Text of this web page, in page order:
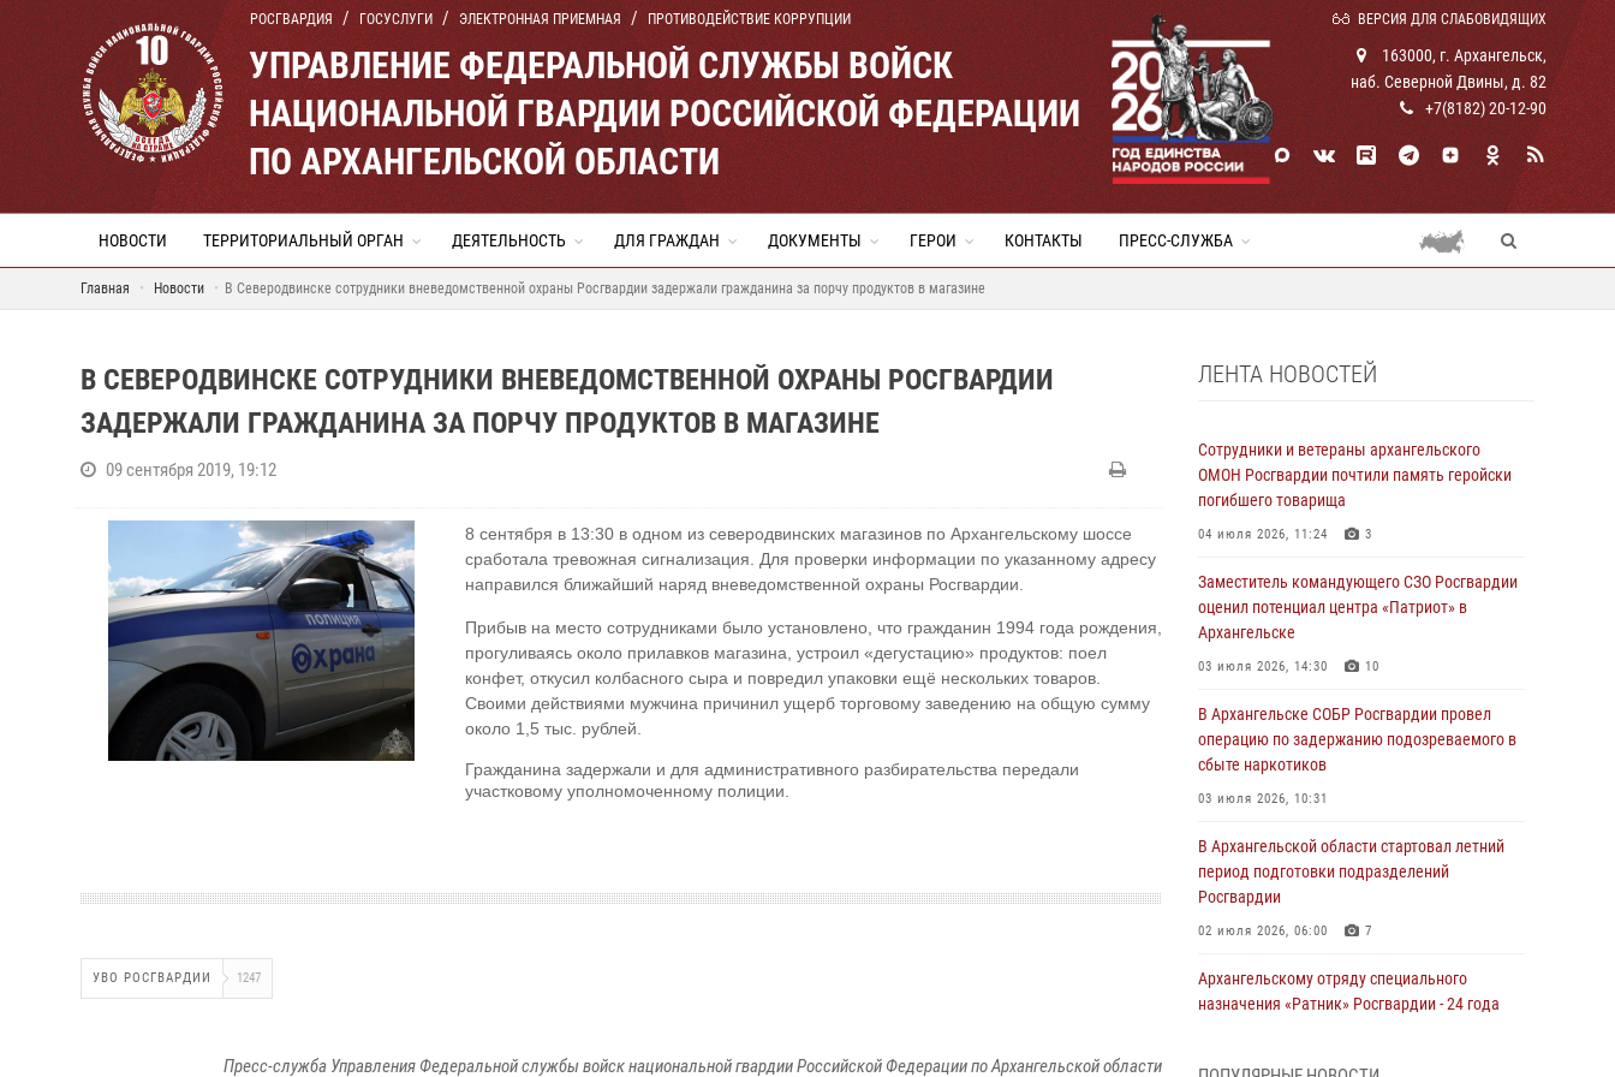
РОСГВАРДИЯ ГОСУСЛУГИ ЭЛЕКТРОННАЯ ПРИЕМНАЯ ПРОТИВОДЕЙСТВИЕ КОРРУПЦИИ ВЕРСИЯ ДЛЯ СЛАБОВИДЯЩИХ
УПРАВЛЕНИЕ ФЕДЕРАЛЬНОЙ СЛУЖБЫ ВОЙСК
НАЦИОНАЛЬНОЙ ГВАРДИИ РОССИЙСКОЙ ФЕДЕРАЦИИ
ПО АРХАНГЕЛЬСКОЙ ОБЛАСТИ
163000, г. Архангельск,
наб. Северной Двины, д. 82
+7(8182) 20-12-90
НОВОСТИ ТЕРРИТОРИАЛЬНЫЙ ОРГАН ДЕЯТЕЛЬНОСТЬ ДЛЯ ГРАЖДАН ДОКУМЕНТЫ ГЕРОИ КОНТАКТЫ ПРЕСС-СЛУЖБА
Главная Новости В Северодвинске сотрудники вневедомственной охраны Росгвардии задержали гражданина за порчу продуктов в магазине
В СЕВЕРОДВИНСКЕ СОТРУДНИКИ ВНЕВЕДОМСТВЕННОЙ ОХРАНЫ РОСГВАРДИИ
ЗАДЕРЖАЛИ ГРАЖДАНИНА ЗА ПОРЧУ ПРОДУКТОВ В МАГАЗИНЕ
09 сентября 2019, 19:12
8 сентября в 13:30 в одном из северодвинских магазинов по Архангельскому шоссе
сработала тревожная сигнализация. Для проверки информации по указанному адресу
направился ближайший наряд вневедомственной охраны Росгвардии.
Прибыв на место сотрудниками было установлено, что гражданин 1994 года рождения,
прогуливаясь около прилавков магазина, устроил «дегустацию» продуктов: поел
конфет, откусил колбасного сыра и повредил упаковки ещё нескольких товаров.
Своими действиями мужчина причинил ущерб торговому заведению на общую сумму
около 1,5 тыс. рублей.
Гражданина задержали и для административного разбирательства передали
участковому уполномоченному полиции.
УВО РОСГВАРДИИ 1247
Пресс-служба Управления Федеральной службы войск национальной гвардии Российской Федерации по Архангельской области
ЛЕНТА НОВОСТЕЙ
Сотрудники и ветераны архангельского
ОМОН Росгвардии почтили память геройски
погибшего товарища
04 июля 2026, 11:24 3
Заместитель командующего СЗО Росгвардии
оценил потенциал центра «Патриот» в
Архангельске
03 июля 2026, 14:30 10
В Архангельске СОБР Росгвардии провел
операцию по задержанию подозреваемого в
сбыте наркотиков
03 июля 2026, 10:31
В Архангельской области стартовал летний
период подготовки подразделений
Росгвардии
02 июля 2026, 06:00 7
Архангельскому отряду специального
назначения «Ратник» Росгвардии - 24 года